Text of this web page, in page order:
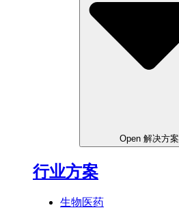
Open 解决方案
行业方案
生物医药